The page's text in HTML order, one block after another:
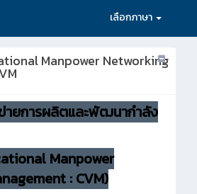
เลือกภาษา
Manpower Networking
ายการผลิตและพัฒนากำลัง
Manpower
: CVM)